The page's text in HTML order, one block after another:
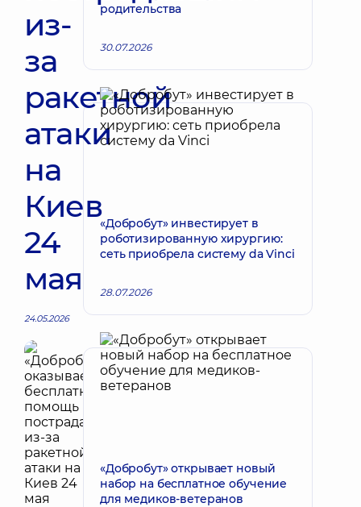
из-
за
ракетной
атаки
на
Киев
24
мая
24.05.2026
родительства
30.07.2026
«Добробут» инвестирует в
роботизированную хирургию:
сеть приобрела систему da Vinci
28.07.2026
«Добробут» открывает новый
набор на бесплатное обучение
для медиков-ветеранов